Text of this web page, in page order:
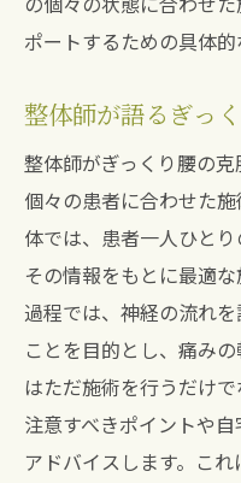
ポートするための具体的
整体師が語るぎっ
整体師がぎっくり腰の克
個々の患者に合わせた
体では、患者一人ひとり
その情報をもとに最適
過程では、神経の流れ
ことを目的とし、痛み
はただ施術を行うだけ
注意すべきポイントや
アドバイスします。こ